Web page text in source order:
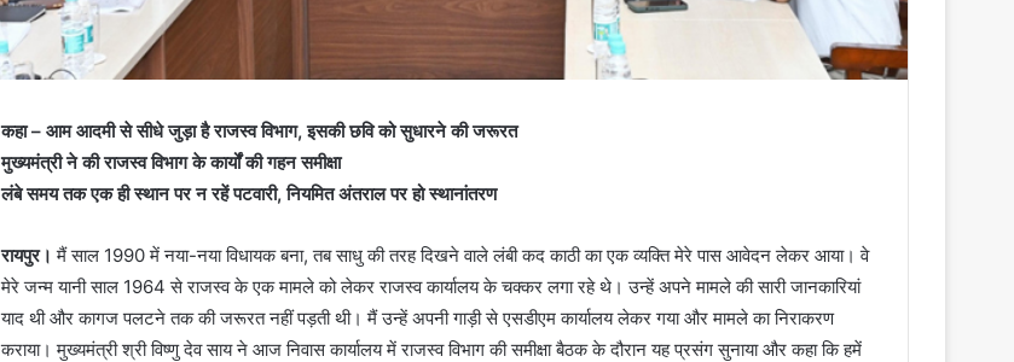
कहा – आम आदमी से सीधे जुड़ा है राजस्व विभाग, इसकी छवि को सुधारने की जरूरत
मुख्यमंत्री ने की राजस्व विभाग के कार्यों की गहन समीक्षा
लंबे समय तक एक ही स्थान पर न रहें पटवारी, नियमित अंतराल पर हो स्थानांतरण
रायपुर। मैं साल 1990 में नया-नया विधायक बना, तब साधु की तरह दिखने वाले लंबी कद काठी का एक व्यक्ति मेरे पास आवेदन लेकर आया। वे
मेरे जन्म यानी साल 1964 से राजस्व के एक मामले को लेकर राजस्व कार्यालय के चक्कर लगा रहे थे। उन्हें अपने मामले की सारी जानकारियां
याद थी और कागज पलटने तक की जरूरत नहीं पड़ती थी। मैं उन्हें अपनी गाड़ी से एसडीएम कार्यालय लेकर गया और मामले का निराकरण
कराया। मुख्यमंत्री श्री विष्णु देव साय ने आज निवास कार्यालय में राजस्व विभाग की समीक्षा बैठक के दौरान यह प्रसंग सुनाया और कहा कि हमें